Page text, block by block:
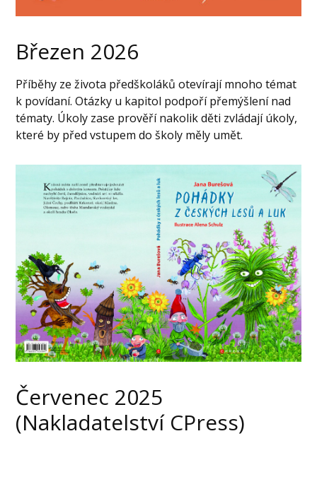
Březen 2026
Příběhy ze života předškoláků otevírají mnoho témat
k povídaní. Otázky u kapitol podpoří přemýšlení nad
tématy. Úkoly zase prověří nakolik děti zvládají úkoly,
které by před vstupem do školy měly umět.
Červenec 2025
(Nakladatelství CPress)